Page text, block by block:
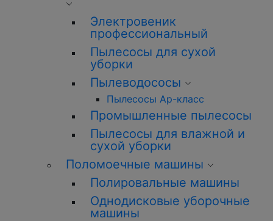
Электровеник
профессиональный
Пылесосы для сухой
уборки
Пылеводососы
Пылесосы Ар-класс
Промышленные пылесосы
Пылесосы для влажной и
сухой уборки
Поломоечные машины
Полировальные машины
Однодисковые уборочные
машины